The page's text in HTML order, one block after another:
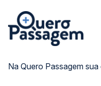
Na Quero Passagem